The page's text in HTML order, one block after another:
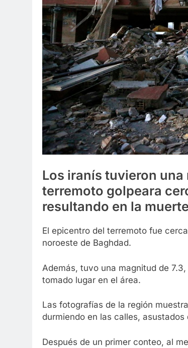
Los iranís tuvieron
terremoto golpeara
resultando en la
El epicentro del terremoto fue
noroeste de Baghdad.
Además, tuvo una magnitud de
tomado lugar en el área.
Las fotografías de la región
durmiendo en las calles,
Después de un primer conteo, al